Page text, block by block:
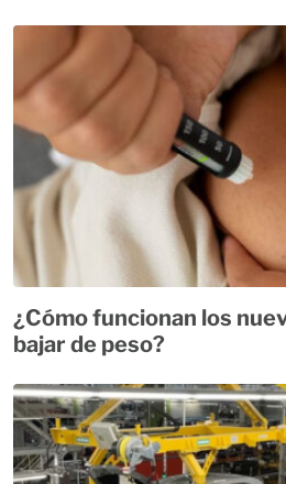
¿Cómo funcionan los
bajar de peso?